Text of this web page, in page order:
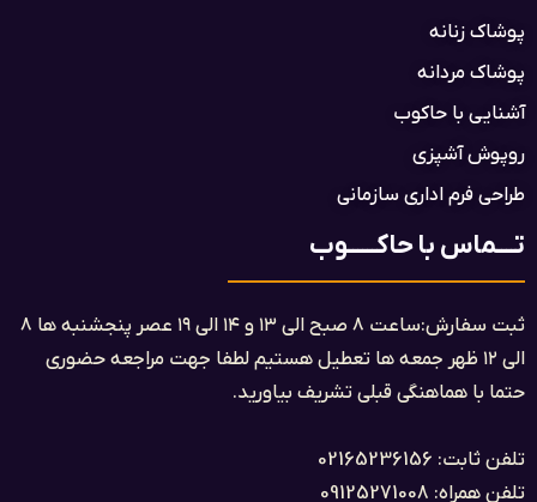
پوشاک زنانه
پوشاک مردانه
آشنایی با حاکوب
روپوش آشپزی
طراحی فرم اداری سازمانی
تــــماس با حاکــــــوب
ثبت سفارش:ساعت ۸ صبح الی ۱۳ و ۱۴ الی ۱۹ عصر پنجشنبه ها ۸
الی ۱۲ ظهر جمعه ها تعطیل هستیم لطفا جهت مراجعه حضوری
حتما با هماهنگی قبلی تشریف بیاورید.
تلفن ثابت: 02165236156
تلفن همراه: 09125271008